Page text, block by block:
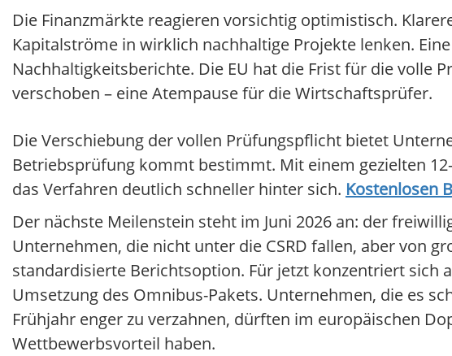
Die Finanzmärkte reagieren vorsichtig optimistisch.
Kapitalströme in wirklich nachhaltige Projekte lenken.
Nachhaltigkeitsberichte. Die EU hat die Frist für die volle
verschoben – eine Atempause für die Wirtschaftsprüfer.
Die Verschiebung der vollen Prüfungspflicht bietet
Betriebsprüfung kommt bestimmt. Mit einem gezielten
das Verfahren deutlich schneller hinter sich. Kostenlosen
Der nächste Meilenstein steht im Juni 2026 an: der
Unternehmen, die nicht unter die CSRD fallen, aber von
standardisierte Berichtsoption. Für jetzt konzentriert sich
Umsetzung des Omnibus-Pakets. Unternehmen, die es
Frühjahr enger zu verzahnen, dürften im europäischen
Wettbewerbsvorteil haben.